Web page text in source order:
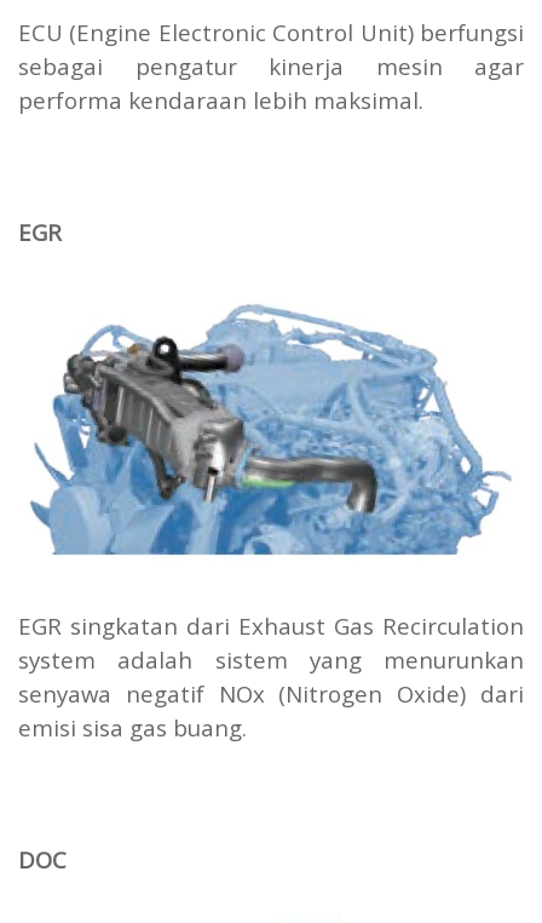
ECU (Engine Electronic Control Unit) berfungsi
sebagai pengatur kinerja mesin agar
performa kendaraan lebih maksimal.
EGR
EGR singkatan dari Exhaust Gas Recirculation
system adalah sistem yang menurunkan
senyawa negatif NOx (Nitrogen Oxide) dari
emisi sisa gas buang.
DOC